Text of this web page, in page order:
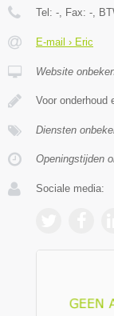
Tel: - , Fax: - ,
E-mail › Eric
Website
Voor onderhoud
Diensten
Openingstijden
Sociale media: